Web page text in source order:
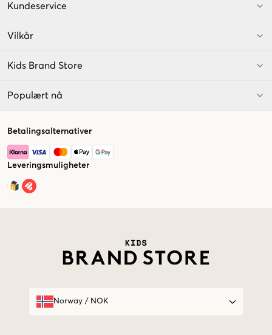
Kundeservice
Vilkår
Kids Brand Store
Populært nå
Betalingsalternativer
Leveringsmuligheter
Norway/ NOK